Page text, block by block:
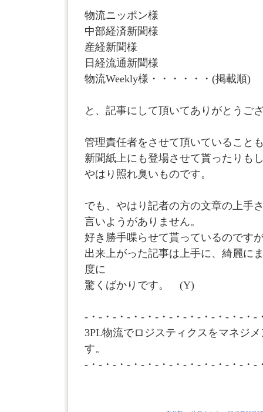
物流ニッポン様
中部経済新聞様
産経新聞様
日経流通新聞様
物流Weekly様・・・・・・(掲載順)
と、記事にして頂いてありがとうご
管理責任者をさせて頂いていること
新聞紙上にも登場させて貰ったりも
やはり照れ臭いものです。
でも、やはり記者の方の文章の上手
言いようがありません。
好き勝手喋らせて貰っているのです
出来上がった記事は上手に、綺麗に
度に
驚くばかりです。 (Y)
-・-・-・-・-・-・-・-・-・-・-・-・-
3PL物流でロジスティクスをマネジ
す。
-・-・-・-・-・-・-・-・-・-・-・-・-